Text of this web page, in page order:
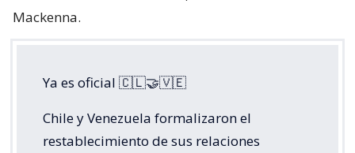
Mackenna.
Ya es oficial 🇨🇱🤝🇻🇪
Chile y Venezuela formalizaron el
restablecimiento de sus relaciones